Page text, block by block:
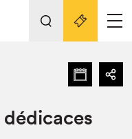
Nos activités